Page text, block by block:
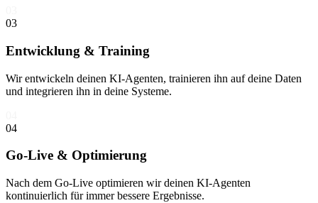
03
Entwicklung & Training
Wir entwickeln deinen KI-Agenten, trainieren ihn auf deine Daten
und integrieren ihn in deine Systeme.
04
Go-Live & Optimierung
Nach dem Go-Live optimieren wir deinen KI-Agenten
kontinuierlich für immer bessere Ergebnisse.